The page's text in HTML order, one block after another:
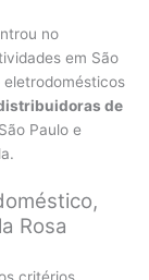
no
em São
eletrodomésticos
de
Paulo e
Rosa